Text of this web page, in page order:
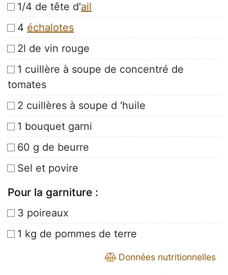
1/4 de tête d'ail
4 échalotes
2l de vin rouge
1 cuillère à soupe de concentré de
tomates
2 cuillères à soupe d 'huile
1 bouquet garni
60 g de beurre
Sel et povire
Pour la garniture :
3 poireaux
1 kg de pommes de terre
Données nutritionnelles